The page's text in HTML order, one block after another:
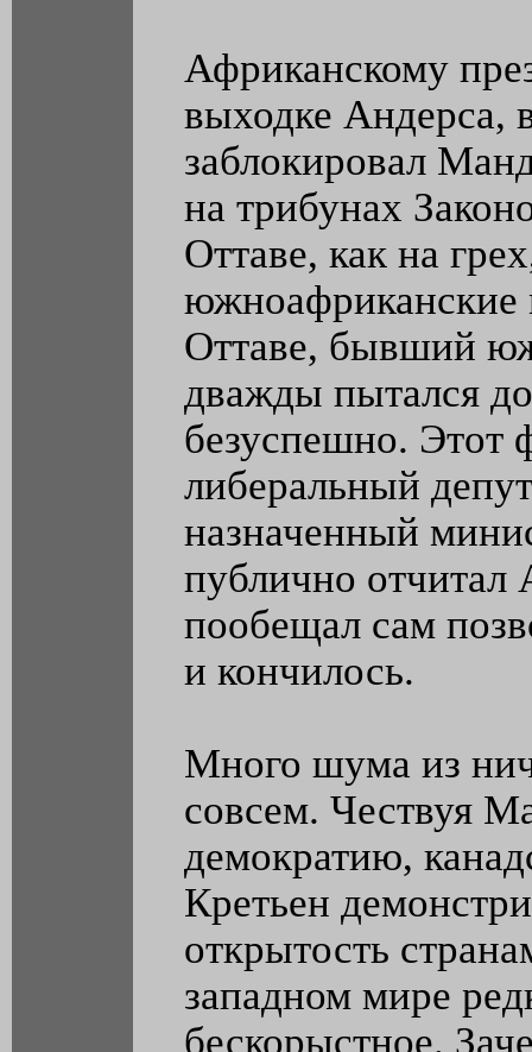
Африканскому
выходке Андерса,
заблокировал
на трибунах
Оттаве, как на
южноафриканские
Оттаве, бывший
дважды пытался
безуспешно. Этот
либеральный
назначенный
публично отчитал
пообещал сам
и кончилось.
Много шума из
совсем. Чествуя
демократию,
Кретьен
открытость
западном мире
бескорыстное.